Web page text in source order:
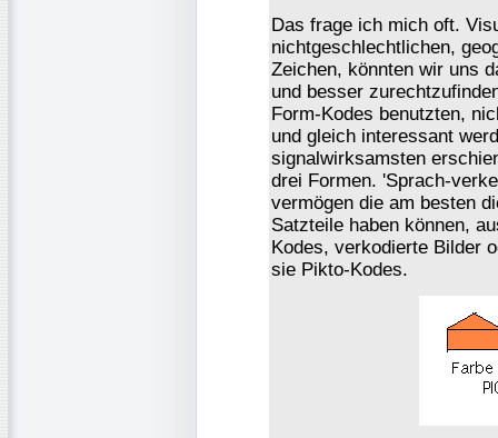
Das frage ich mich oft.
nichtgeschlechtlichen,
Zeichen, könnten wir uns
und besser
Form-Kodes benutzten,
und gleich interessant
signalwirksamsten
drei Formen. 'Sprach-
vermögen die am besten
Satzteile haben können,
Kodes, verkodierte Bilder
sie Pikto-Kodes.